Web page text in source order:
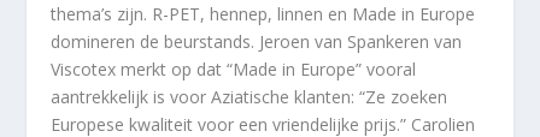
thema’s zijn. R-PET, hennep, linnen en Made in Europe
domineren de beurstands. Jeroen van Spankeren van
Viscotex merkt op dat “Made in Europe” vooral
aantrekkelijk is voor Aziatische klanten: “Ze zoeken
Europese kwaliteit voor een vriendelijke prijs.” Carolien